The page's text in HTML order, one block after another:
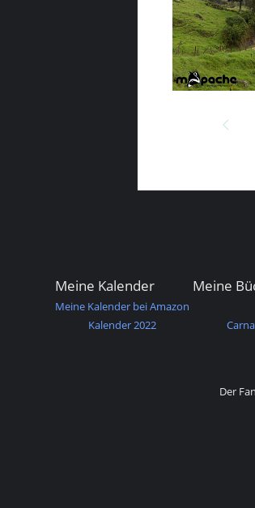
Meine Kalender Meine
Meine Kalender bei Amazon
Kalender 2022
Der